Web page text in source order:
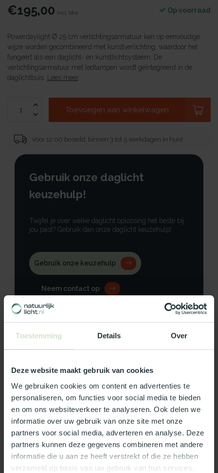
Toestemming Details Over
Deze website maakt gebruik van cookies
We gebruiken cookies om content en advertenties te
personaliseren, om functies voor social media te bieden
en om ons websiteverkeer te analyseren. Ook delen we
informatie over uw gebruik van onze site met onze
partners voor social media, adverteren en analyse. Deze
partners kunnen deze gegevens combineren met andere
informatie die u aan ze heeft verstrekt of die ze hebben
verzameld op basis van uw gebruik van hun services.
€195,00 Incl. btw Op voorraad
Powerdaylight Ø 25 cm verlichtingsarmatuur kan op eenvoudige
wijze worden gecombineerd met kunstverlichting, waardoor het
fungeert als een daglicht- én kunstlichtsysteem. De
verlichtingsarmatuur met ledlampen wordt geïntegreerd in de
daglichtbuis.
Lees meer.
Toevoegen aan winkelwagen
Voor 12:00 besteld, binnen 3 tot 5 werkdagen in huis!
Gebruik onze daglicht
keuzehulp!
Twijfel je over welke daglicht oplossing het beste bij
jou past? Gebruik dan onze daglicht keuzehulp!
Gebruik onze keuzehulp
Neem contact op
Productomschrijving
Specificaties
Reviews
Wat ons écht bijzonder maakt:
Officieel Skylux dealer!